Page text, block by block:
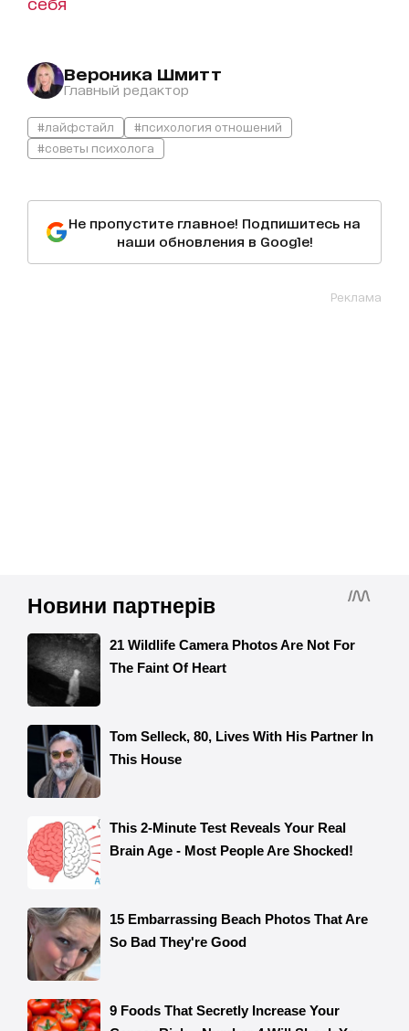
Вероника Шмитт
Главный редактор
#лайфстайл
#психология отношений
#советы психолога
Не пропустите главное! Подпишитесь на
наши обновления в Google!
Реклама